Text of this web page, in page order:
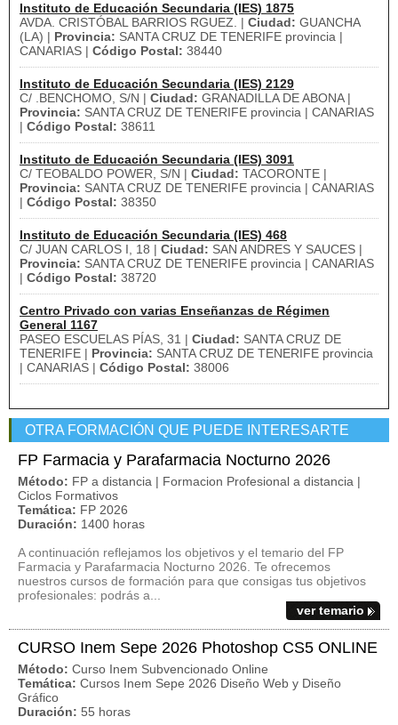
Instituto de Educación Secundaria (IES) 1875
AVDA. CRISTÓBAL BARRIOS RGUEZ. | Ciudad: GUANCHA
(LA) | Provincia: SANTA CRUZ DE TENERIFE provincia |
CANARIAS | Código Postal: 38440
Instituto de Educación Secundaria (IES) 2129
C/ .BENCHOMO, S/N | Ciudad: GRANADILLA DE ABONA |
Provincia: SANTA CRUZ DE TENERIFE provincia | CANARIAS
| Código Postal: 38611
Instituto de Educación Secundaria (IES) 3091
C/ TEOBALDO POWER, S/N | Ciudad: TACORONTE |
Provincia: SANTA CRUZ DE TENERIFE provincia | CANARIAS
| Código Postal: 38350
Instituto de Educación Secundaria (IES) 468
C/ JUAN CARLOS I, 18 | Ciudad: SAN ANDRES Y SAUCES |
Provincia: SANTA CRUZ DE TENERIFE provincia | CANARIAS
| Código Postal: 38720
Centro Privado con varias Enseñanzas de Régimen
General 1167
PASEO ESCUELAS PÍAS, 31 | Ciudad: SANTA CRUZ DE
TENERIFE | Provincia: SANTA CRUZ DE TENERIFE provincia
| CANARIAS | Código Postal: 38006
OTRA FORMACIÓN QUE PUEDE INTERESARTE
FP Farmacia y Parafarmacia Nocturno 2026
Método: FP a distancia | Formacion Profesional a distancia |
Ciclos Formativos
Temática: FP 2026
Duración: 1400 horas
A continuación reflejamos los objetivos y el temario del FP
Farmacia y Parafarmacia Nocturno 2026. Te ofrecemos
nuestros cursos de formación para que consigas tus objetivos
profesionales: podrás a...
ver temario
CURSO Inem Sepe 2026 Photoshop CS5 ONLINE
Método: Curso Inem Subvencionado Online
Temática: Cursos Inem Sepe 2026 Diseño Web y Diseño
Gráfico
Duración: 55 horas